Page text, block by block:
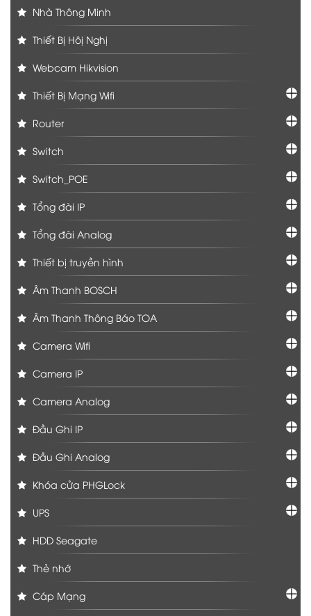
Nhà Thông Minh
Thiết Bị Hôị Nghị
Webcam Hikvision
Thiết Bị Mạng Wifi
Router
Switch
Switch_POE
Tổng đài IP
Tổng đài Analog
Thiết bị truyền hình
Âm Thanh BOSCH
Âm Thanh Thông Báo TOA
Camera Wifi
Camera IP
Camera Analog
Đầu Ghi IP
Đầu Ghi Analog
Khóa cửa PHGLock
UPS
HDD Seagate
Thẻ nhớ
Cáp Mạng